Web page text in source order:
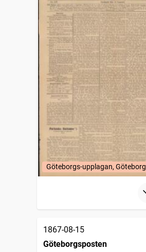
Göteborgs-upplagan, Göteborg
1867-08-15
Göteborgsposten